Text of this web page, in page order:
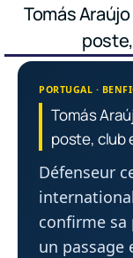
Tomás
PORTUGAL ·
Tomás
poste, club
Défenseur
confirme sa
un passage